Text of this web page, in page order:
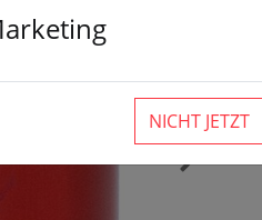
›
NICHT JETZT